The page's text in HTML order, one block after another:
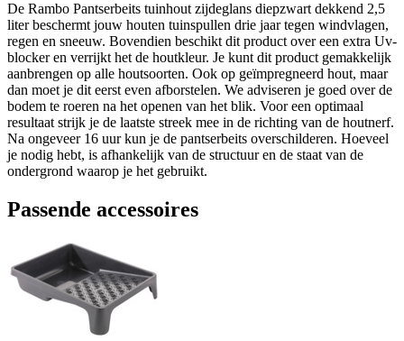
De Rambo Pantserbeits tuinhout zijdeglans diepzwart dekkend 2,5
liter beschermt jouw houten tuinspullen drie jaar tegen windvlagen,
regen en sneeuw. Bovendien beschikt dit product over een extra Uv-
blocker en verrijkt het de houtkleur. Je kunt dit product gemakkelijk
aanbrengen op alle houtsoorten. Ook op geïmpregneerd hout, maar
dan moet je dit eerst even afborstelen. We adviseren je goed over de
bodem te roeren na het openen van het blik. Voor een optimaal
resultaat strijk je de laatste streek mee in de richting van de houtnerf.
Na ongeveer 16 uur kun je de pantserbeits overschilderen. Hoeveel
je nodig hebt, is afhankelijk van de structuur en de staat van de
ondergrond waarop je het gebruikt.
Passende accessoires